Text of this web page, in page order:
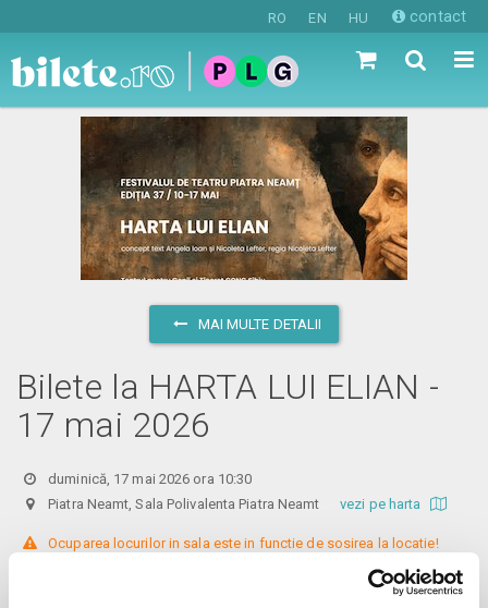
RO EN HU contact
MAI MULTE DETALII
Bilete la HARTA LUI ELIAN -
17 mai 2026
duminică, 17 mai 2026 ora 10:30
Piatra Neamt, Sala Polivalenta Piatra Neamtvezi pe harta
Ocuparea locurilor in sala este in functie de sosirea la locatie!